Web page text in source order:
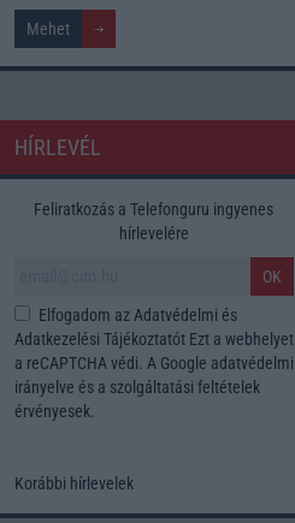
HÍRLEVÉL
Feliratkozás a Telefonguru ingyenes
hírlevelére
OK
Elfogadom az Adatvédelmi és
Adatkezelési TájékoztatótEzt a webhelyet
a reCAPTCHA védi. A Google adatvédelmi
irányelve és a szolgáltatási feltételek
érvényesek.
Korábbi hírlevelek